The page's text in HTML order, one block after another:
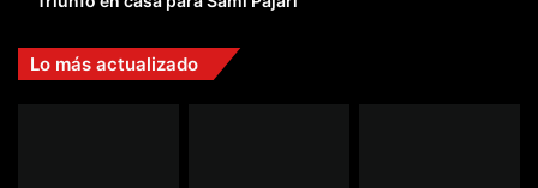
Lo más actualizado